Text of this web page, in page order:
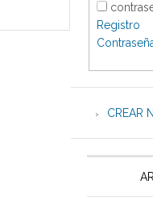
Registro
CREAR